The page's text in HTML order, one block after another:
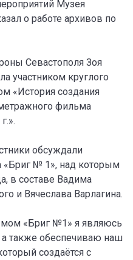
Музея
о работе архивов по
Севастополя Зоя
участником круглого
«История создания
фильма
обсуждали
№ 1», над которым
в составе Вадима
и Вячеслава Варлагина.
«Бриг №1» я являюсь
также обеспечиваю наш
создаётся с